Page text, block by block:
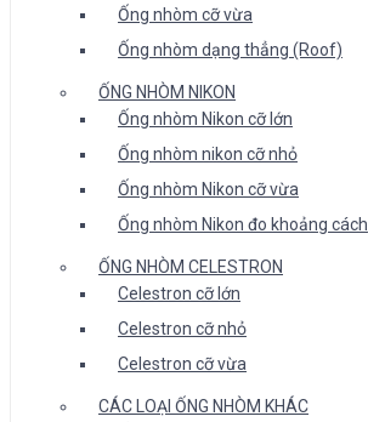
Ống nhòm cỡ vừa
Ống nhòm dạng thẳng (Roof)
ỐNG NHÒM NIKON
Ống nhòm Nikon cỡ lớn
Ống nhòm nikon cỡ nhỏ
Ống nhòm Nikon cỡ vừa
Ống nhòm Nikon đo khoảng cách
ỐNG NHÒM CELESTRON
Celestron cỡ lớn
Celestron cỡ nhỏ
Celestron cỡ vừa
CÁC LOẠI ỐNG NHÒM KHÁC